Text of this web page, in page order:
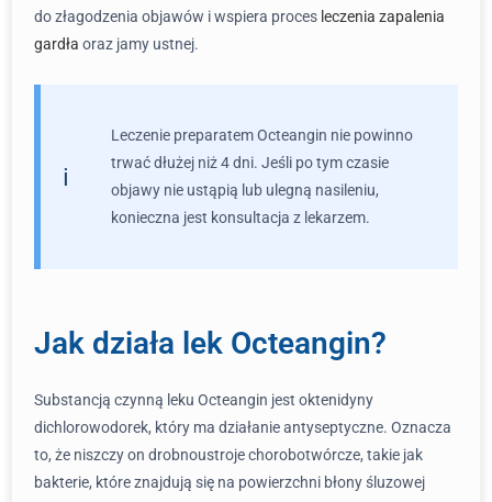
do złagodzenia objawów i wspiera proces leczenia zapalenia
gardła oraz jamy ustnej.
Leczenie preparatem Octeangin nie powinno
trwać dłużej niż 4 dni. Jeśli po tym czasie
objawy nie ustąpią lub ulegną nasileniu,
konieczna jest konsultacja z lekarzem.
Jak działa lek Octeangin?
Substancją czynną leku Octeangin jest oktenidyny
dichlorowodorek, który ma działanie antyseptyczne. Oznacza
to, że niszczy on drobnoustroje chorobotwórcze, takie jak
bakterie, które znajdują się na powierzchni błony śluzowej